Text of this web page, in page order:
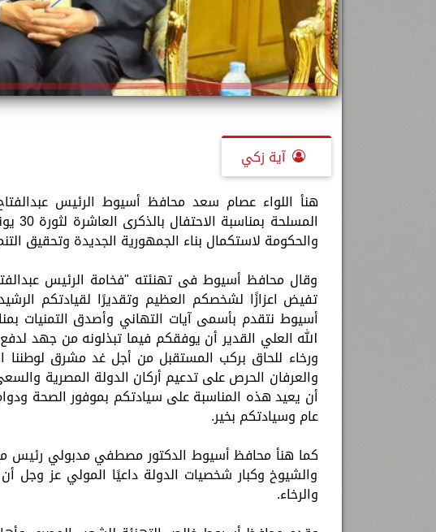
آية زكي
هنأ اللواء عصام سعد محافظ أسيوط الرئيس
والحكومة لاستكمال بناء الجمهورية الجديدة وتحقيق
وقال محافظ أسيوط فى تهنئته "فخامة الرئيس
تفيض اعزازًا لشخصكم العظيم وتقديرًا لقيادتكم
الله العلي القدير أن يوفقكم فيما تبذلونه من جهد
ورخاء للحاق بركب المستقبل من أجل غد مشرق لوطننا
والعرفان الحرص على تدعيم أركان الدولة المصرية
أن يعيد هذه المناسبة على سيادتكم بموفور الصحة
عام وسيادتكم بخير.
كما هنأ محافظ أسيوط الدكتور مصطفي مدبولي رئيس
والشيوخ وكبار شخصيات الدولة داعيًا المولي عز
والرخاء.